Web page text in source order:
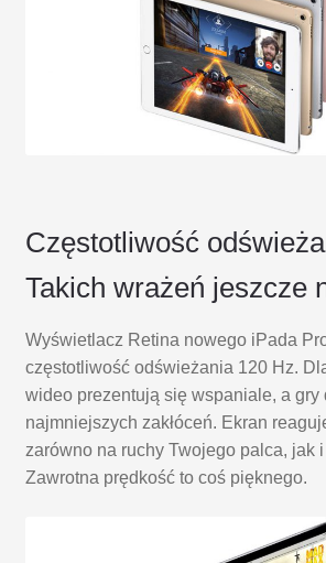
Częstotliwość
Takich wrażeń jeszcze
Wyświetlacz Retina nowego iPada
częstotliwość odświeżania 120 Hz.
wideo prezentują się wspaniale, a gry
najmniejszych zakłóceń. Ekran
zarówno na ruchy Twojego palca, jak
Zawrotna prędkość to coś pięknego.